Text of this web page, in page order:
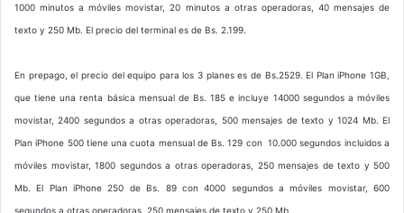
1000 minutos a móviles movistar, 20 minutos a otras operadoras, 40 mensajes de
texto y 250 Mb. El precio del terminal es de Bs. 2.199.
En prepago, el precio del equipo para los 3 planes es de Bs.2529. El Plan iPhone 1GB,
que tiene una renta básica mensual de Bs. 185 e incluye 14000 segundos a móviles
movistar, 2400 segundos a otras operadoras, 500 mensajes de texto y 1024 Mb. El
Plan iPhone 500 tiene una cuota mensual de Bs. 129 con 10.000 segundos incluidos a
móviles movistar, 1800 segundos a otras operadoras, 250 mensajes de texto y 500
Mb. El Plan iPhone 250 de Bs. 89 con 4000 segundos a móviles movistar, 600
segundos a otras operadoras, 250 mensajes de texto y 250 Mb.